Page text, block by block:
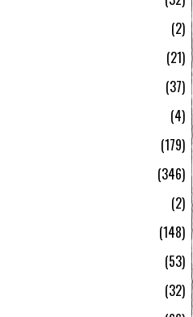
2
21
37
4
179
346
2
148
53
32